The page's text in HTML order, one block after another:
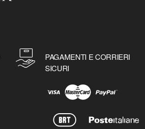
PAGAMENTI E CORRIERI
SICURI